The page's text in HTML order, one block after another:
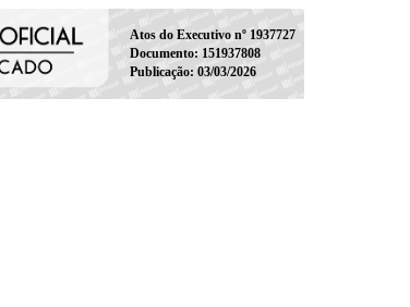
Atos do Executivo nº 1937727
Documento: 151937808
Publicação: 03/03/2026